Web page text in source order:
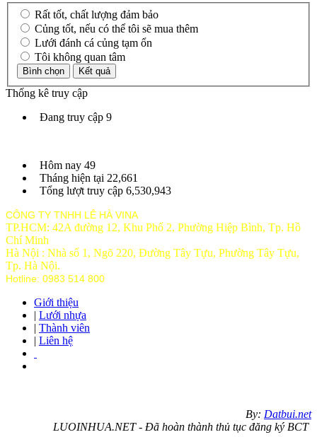
Rất tốt, chất lượng đảm bảo
Củng tốt, nếu có thể tôi sẽ mua thêm
Lưới đánh cá củng tạm ổn
Tôi không quan tâm
Thống kê truy cập
Đang truy cập 9
Hôm nay 49
Tháng hiện tại 22,661
Tổng lượt truy cập 6,530,943
CÔNG TY TNHH LÊ HÀ VINA
TP.HCM: 42A đường 12, Khu Phố 2, Phường Hiệp Bình, Tp. Hồ
Chí Minh
Hà Nội : Nhà số 1, Ngõ 220, Đường Tây Tựu, Phường Tây Tựu,
Tp. Hà Nội.
Hotline: 0983 514 800
Giới thiệu
| Lưới nhựa
| Thành viên
| Liên hệ
By: Datbui.net
LUOINHUA.NET - Đã hoàn thành thủ tục đăng ký BCT